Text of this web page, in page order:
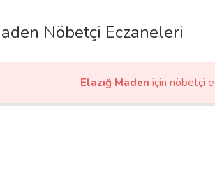
Nöbetçi Eczaneleri
Elazığ Maden için nöbetçi